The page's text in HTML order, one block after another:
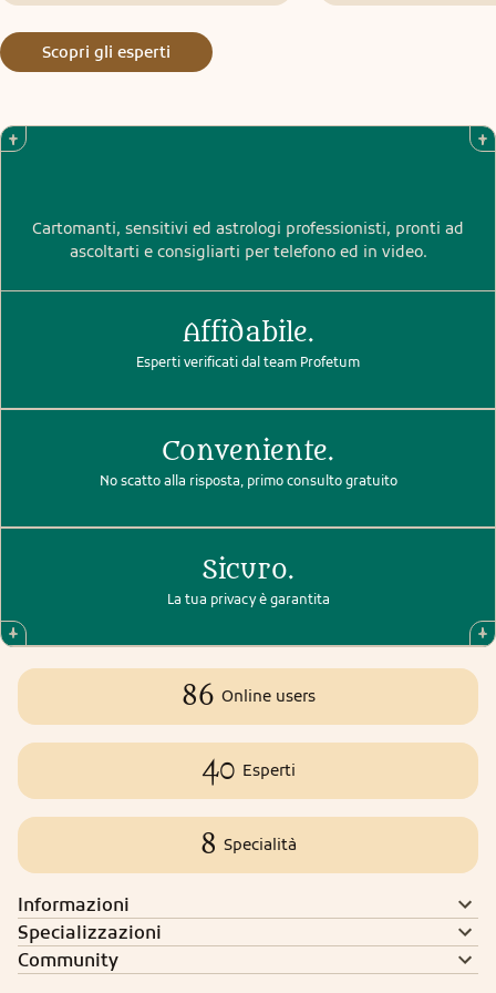
non ve ne siete accorti.
Scopri gli esperti
Cartomanti, sensitivi ed astrologi professionisti, pronti ad
ascoltarti e consigliarti per telefono ed in video.
Affidabile.
Esperti verificati dal team Profetum
Conveniente.
No scatto alla risposta, primo consulto gratuito
Sicuro.
La tua privacy è garantita
86 Online users
40 Esperti
8 Specialità
Informazioni
Specializzazioni
Community